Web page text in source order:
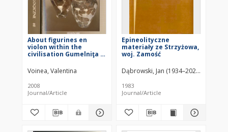
About figurines en
violon within the
civilisation Gumelniţa -
Voinea, Valentina
2008
Journal/Article
Epineolityczne
materiały ze Strzyżowa,
woj. Zamość
Dąbrowski, Jan (1934–2023)
1983
Journal/Article